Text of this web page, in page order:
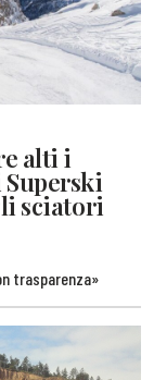
alti i
sciatori
trasparenza»